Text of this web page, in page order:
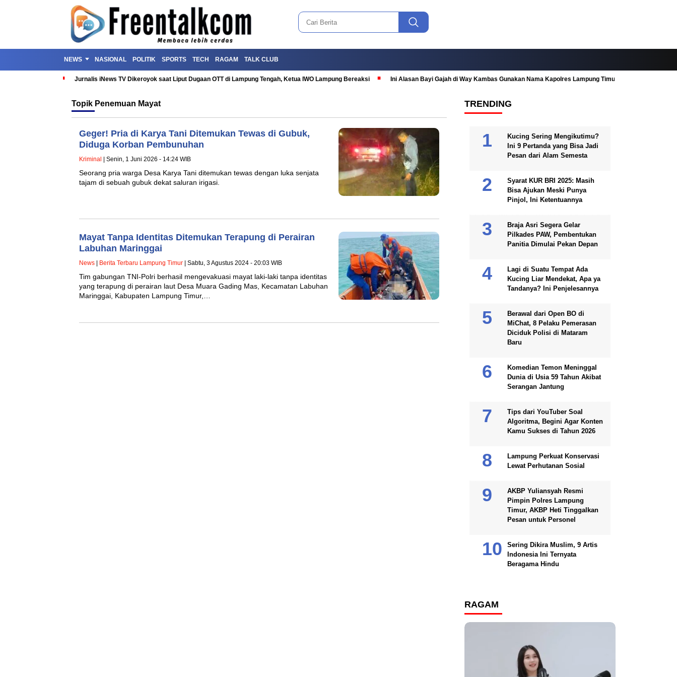
NEWS NASIONAL POLITIK SPORTS TECH RAGAM TALK CLUB
Jurnalis iNews TV Dikeroyok saat Liput Dugaan OTT di Lampung Tengah, Ketua IWO Lampung Bereaksi Ini Alasan Bayi Gajah di Way Kambas Gunakan Nama Kapolres Lampung Timur
Topik Penemuan Mayat
Geger! Pria di Karya Tani Ditemukan Tewas di Gubuk,
Diduga Korban Pembunuhan
Kriminal | Senin, 1 Juni 2026 - 14:24 WIB
Seorang pria warga Desa Karya Tani ditemukan tewas dengan luka senjata
tajam di sebuah gubuk dekat saluran irigasi.
Mayat Tanpa Identitas Ditemukan Terapung di Perairan
Labuhan Maringgai
News Berita Terbaru Lampung Timur | Sabtu, 3 Agustus 2024 - 20:03 WIB
Tim gabungan TNI-Polri berhasil mengevakuasi mayat laki-laki tanpa identitas
yang terapung di perairan laut Desa Muara Gading Mas, Kecamatan Labuhan
Maringgai, Kabupaten Lampung Timur,…
TRENDING
Kucing Sering Mengikutimu?
Ini 9 Pertanda yang Bisa Jadi
Pesan dari Alam Semesta
Syarat KUR BRI 2025: Masih
Bisa Ajukan Meski Punya
Pinjol, Ini Ketentuannya
Braja Asri Segera Gelar
Pilkades PAW, Pembentukan
Panitia Dimulai Pekan Depan
Lagi di Suatu Tempat Ada
Kucing Liar Mendekat, Apa ya
Tandanya? Ini Penjelesannya
Berawal dari Open BO di
MiChat, 8 Pelaku Pemerasan
Diciduk Polisi di Mataram
Baru
Komedian Temon Meninggal
Dunia di Usia 59 Tahun Akibat
Serangan Jantung
Tips dari YouTuber Soal
Algoritma, Begini Agar Konten
Kamu Sukses di Tahun 2026
Lampung Perkuat Konservasi
Lewat Perhutanan Sosial
AKBP Yuliansyah Resmi
Pimpin Polres Lampung
Timur, AKBP Heti Tinggalkan
Pesan untuk Personel
Sering Dikira Muslim, 9 Artis
Indonesia Ini Ternyata
Beragama Hindu
RAGAM